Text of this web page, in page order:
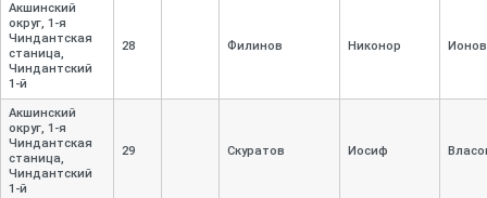
Акшинский
округ, 1-я
Чиндантская
станица,
Чиндантский
1-й
28 Филинов Никонор Ионов
Акшинский
округ, 1-я
Чиндантская
станица,
Чиндантский
1-й
29 Скуратов Иосиф